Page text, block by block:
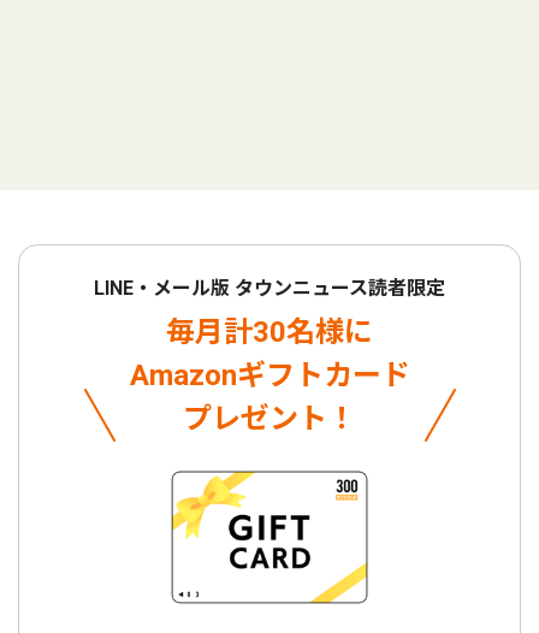
LINE・メール版 タウンニュース読者限定
毎月計30名様に
Amazonギフトカード
プレゼント！